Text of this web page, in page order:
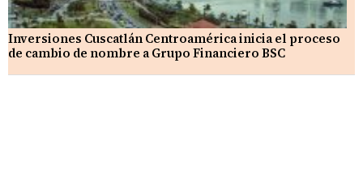
Inversiones Cuscatlán Centroamérica inicia el proceso
de cambio de nombre a Grupo Financiero BSC